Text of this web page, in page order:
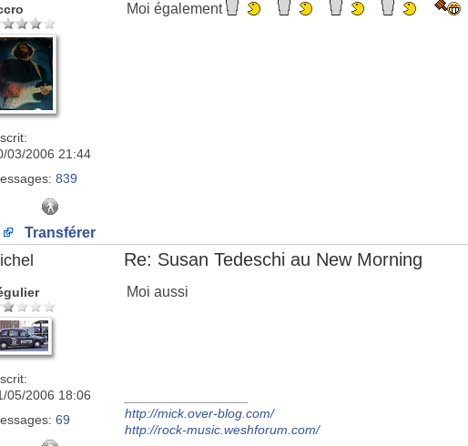
03/2006 21:44
839
Moi également
Transférer
Re: Susan Tedeschi au New Morning
05/2006 18:06
69
Moi aussi
http://mick.over-blog.com/
http://rock-music.weshforum.com/